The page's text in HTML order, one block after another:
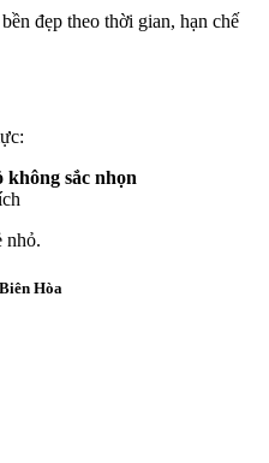
đẹp theo thời gian, hạn chế
không sắc nhọn
nhỏ.
Hòa